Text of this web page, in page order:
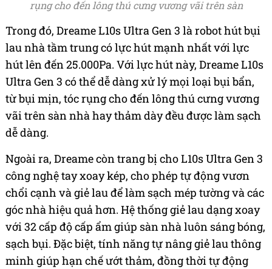
rụng cho đến lông thú cưng vương vãi trên sàn
Trong đó, Dreame L10s Ultra Gen 3 là robot hút bụi
lau nhà tầm trung có lực hút mạnh nhất với lực
hút lên đến 25.000Pa. Với lực hút này, Dreame L10s
Ultra Gen 3 có thể dễ dàng xử lý mọi loại bụi bẩn,
từ bụi mịn, tóc rụng cho đến lông thú cưng vương
vãi trên sàn nhà hay thảm dày đều được làm sạch
dễ dàng.
Ngoài ra, Dreame còn trang bị cho L10s Ultra Gen 3
công nghệ tay xoay kép, cho phép tự động vươn
chổi cạnh và giẻ lau để làm sạch mép tường và các
góc nhà hiệu quả hơn. Hệ thống giẻ lau dạng xoay
với 32 cấp độ cấp ẩm giúp sàn nhà luôn sáng bóng,
sạch bụi. Đặc biệt, tính năng tự nâng giẻ lau thông
minh giúp hạn chế ướt thảm, đồng thời tự động